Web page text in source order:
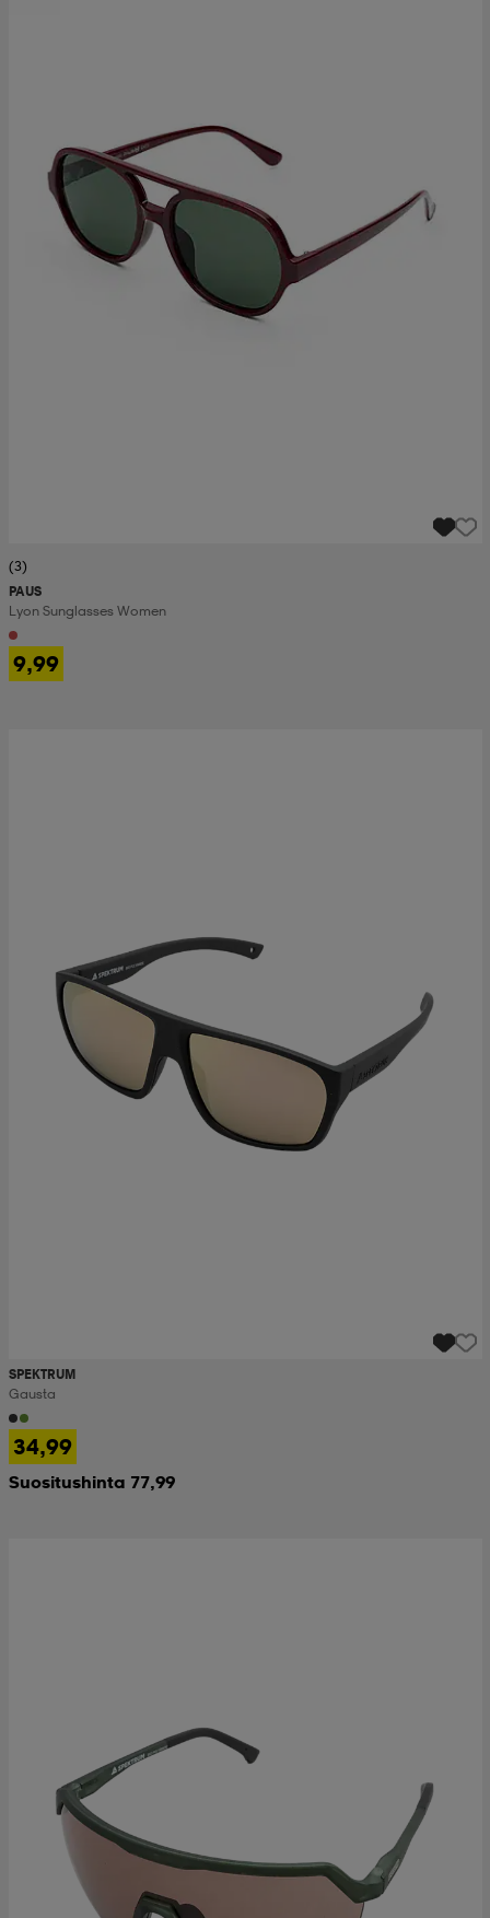
(3)
PAUS
Lyon Sunglasses Women
9,99
SPEKTRUM
Gausta
34,99
Suositushinta 77,99